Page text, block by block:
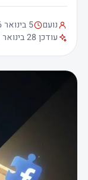
נועם 5 בינואר 2026
עודכן 28 בינואר 2026